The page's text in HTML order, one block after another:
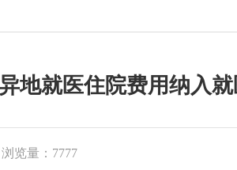
地就医住院费用纳入
浏览量：7777